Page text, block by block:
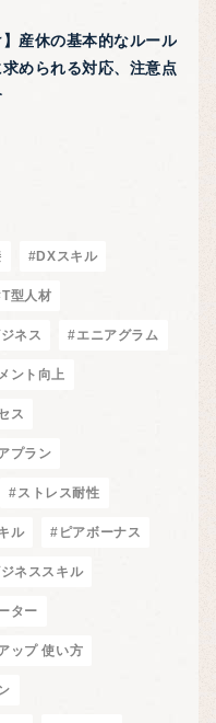
】産休の基本的なルール
められる対応、注意点
#DXスキル
型人材
ネス #エニアグラム
ント向上
ス
プラン
#ストレス耐性
ル #ピアボーナス
ネススキル
ター
ップ 使い方